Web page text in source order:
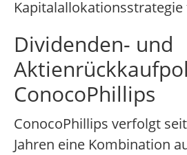
Kapitalallokationsstrategie
Dividenden- und
ConocoPhillips
ConocoPhillips verfolgt
Jahren eine Kombination